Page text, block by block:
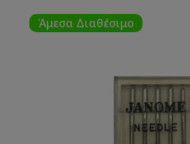
Άμεσα Διαθέσιμο